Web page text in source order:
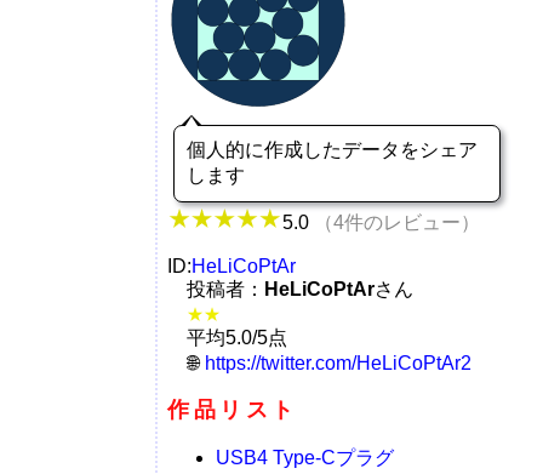
個人的に作成したデータをシェア
します
5.0 （4件のレビュー）
ID:HeLiCoPtAr
投稿者： HeLiCoPtArさん
★★
平均5.0/5点
https://twitter.com/HeLiCoPtAr2
作品リスト
USB4 Type-Cプラグ